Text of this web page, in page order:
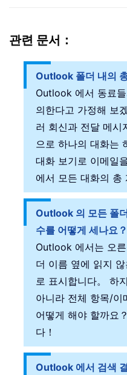
관련 문서：
Outlook 폴더 내의
Outlook 에서 동료
의한다고 가정해 보
러 회신과 전달 메시
으로 하나의 대화는
대화 보기로 이메일
에서 모든 대화의 총
Outlook 의 모든 폴
수를 어떻게 세나요？
Outlook 에서는 오
더 이름 옆에 읽지
로 표시합니다。 하
아니라 전체 항목/이
어떻게 해야 할까요
다！
Outlook 에서 검색